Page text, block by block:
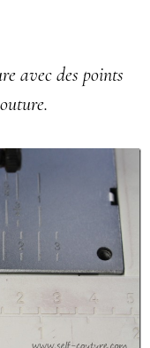
avec des points